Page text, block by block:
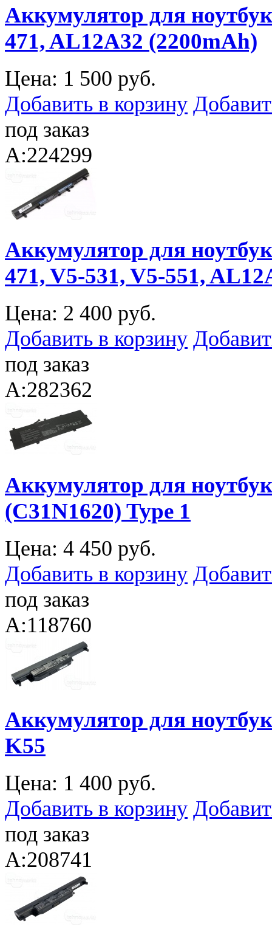
Аккумулятор для
471, AL12A32 (2200mAh)
Цена: 1 500 руб.
Добавить в корзину
под заказ
A:224299
Аккумулятор для
471, V5-531, V5-551,
Цена: 2 400 руб.
Добавить в корзину
под заказ
A:282362
Аккумулятор для
(C31N1620) Type 1
Цена: 4 450 руб.
Добавить в корзину
под заказ
A:118760
Аккумулятор для
K55
Цена: 1 400 руб.
Добавить в корзину
под заказ
A:208741